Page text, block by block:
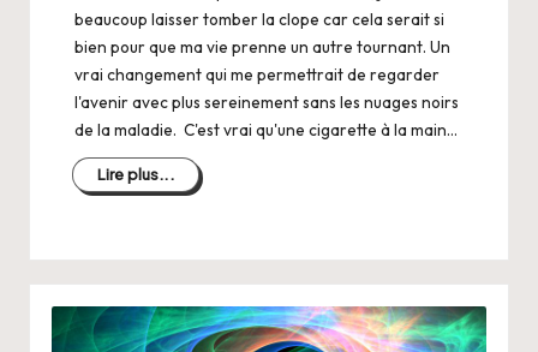
beaucoup laisser tomber la clope car cela serait si
bien pour que ma vie prenne un autre tournant. Un
vrai changement qui me permettrait de regarder
l'avenir avec plus sereinement sans les nuages noirs
de la maladie. C'est vrai qu'une cigarette à la main…
Lire plus...